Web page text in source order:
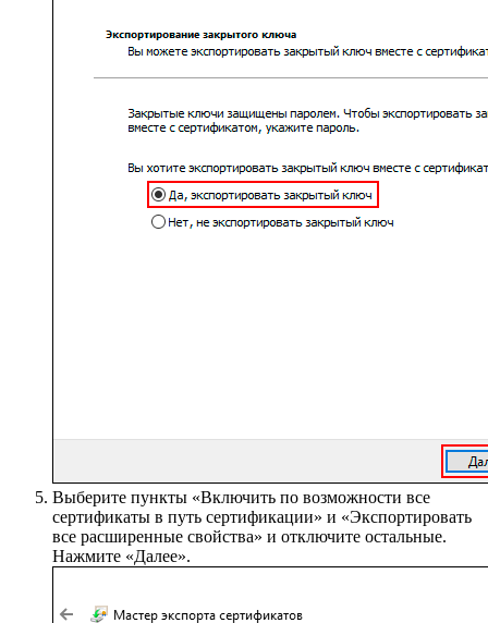
Выберите пункты «Включить по возможности все
сертификаты в путь сертификации» и «Экспортировать
все расширенные свойства» и отключите остальные.
Нажмите «Далее».